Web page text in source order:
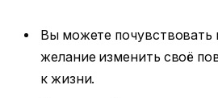
Вы можете почувствовать
желание изменить своё
к жизни.